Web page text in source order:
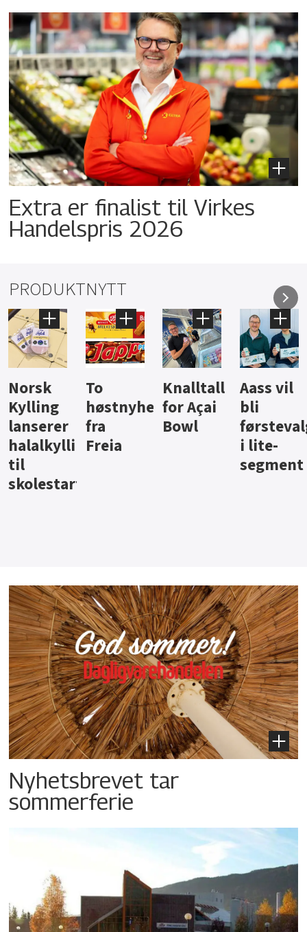
Extra er finalist til Virkes
Handelspris 2026
PRODUKTNYTT
Knalltall
for Açai
Bowl
Aass vil
bli
førstevalg
i lite-
Brus og
jus fra
Berentsen
Hard
iste fra
Hansa
Nyhetsbrevet tar
sommerferie